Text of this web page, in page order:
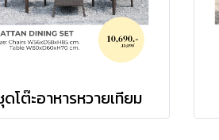
โต๊ะอาหารหวายเทียม